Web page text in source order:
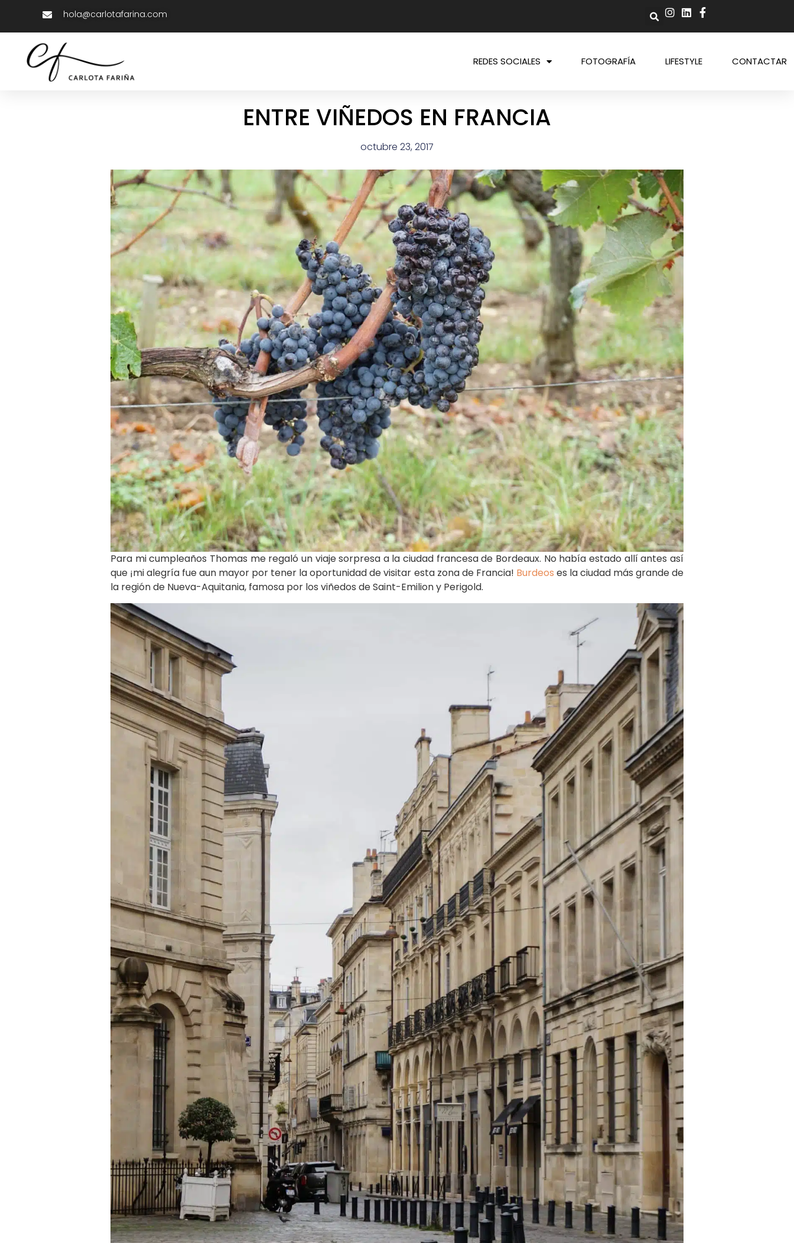
hola@carlotafarina.com
REDES SOCIALES FOTOGRAFÍA LIFESTYLE CONTACTAR
ENTRE VIÑEDOS EN FRANCIA
octubre 23, 2017
Para mi cumpleaños Thomas me regaló un viaje sorpresa a la ciudad francesa de Bordeaux. No había estado allí antes así
que ¡mi alegría fue aun mayor por tener la oportunidad de visitar esta zona de Francia! Burdeos es la ciudad más grande de
la región de Nueva-Aquitania, famosa por los viñedos de Saint-Emilion y Perigold.